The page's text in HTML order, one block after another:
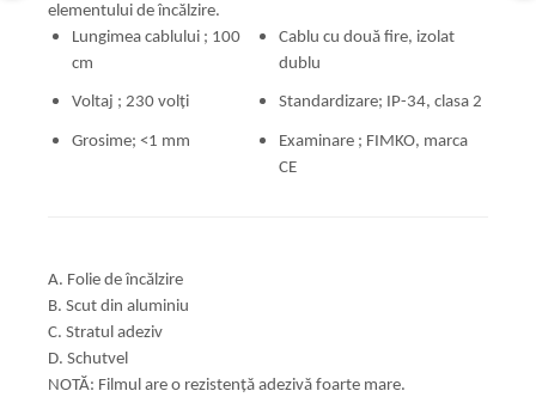
elementului de încălzire.
Lungimea cablului ; 100
cm
Voltaj ; 230 volți
Grosime; <1 mm
Cablu cu două fire, izolat
dublu
Standardizare; IP-34, clasa 2
Examinare ; FIMKO, marca
CE
A. Folie de încălzire
B. Scut din aluminiu
C. Stratul adeziv
D. Schutvel
NOTĂ: Filmul are o rezistență adezivă foarte mare.